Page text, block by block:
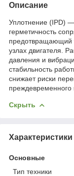
Описание
Уплотнение (IPD)
герметичность
предотвращающий
узлах двигателя.
давления и
стабильность
снижает риски
преждевременного
Скрыть
Характеристики
Основные
Тип техники